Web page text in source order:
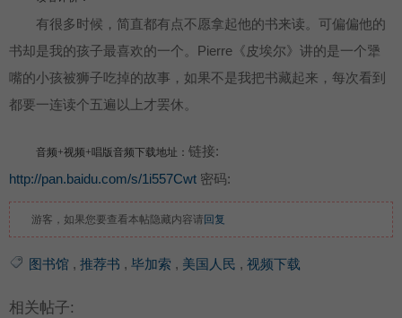
有很多时候，简直都有点不愿拿起他的书来读。可偏偏他的
书却是我的孩子最喜欢的一个。Pierre《皮埃尔》讲的是一个犟
嘴的小孩被狮子吃掉的故事，如果不是我把书藏起来，每次看到
都要一连读个五遍以上才罢休。
音频+视频+唱版音频下载地址： 链接:
http://pan.baidu.com/s/1i557Cwt 密码:
游客，如果您要查看本帖隐藏内容请 回复
图书馆 , 推荐书 , 毕加索 , 美国人民 , 视频下载
相关帖子: